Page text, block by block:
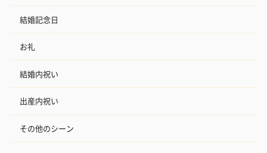
結婚記念日
お礼
結婚内祝い
出産内祝い
その他のシーン